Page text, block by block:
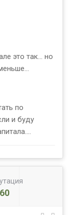
это так... но
по
и буду